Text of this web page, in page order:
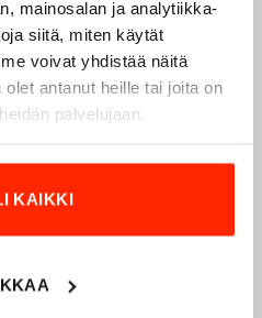
mainosalan ja analytiikka-
siitä, miten käytät
voivat yhdistää näitä
antanut heille tai joita on
palvelujaan.
KAIKKI
laadukkaita vaatteita,
kokemuksella
sopimusvalmistajana.
yhteistyössä käyttäjien
joiden kokemus inspiroi